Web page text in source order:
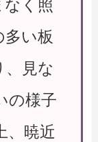
なく照
多い板
、見な
の様子
、暁近